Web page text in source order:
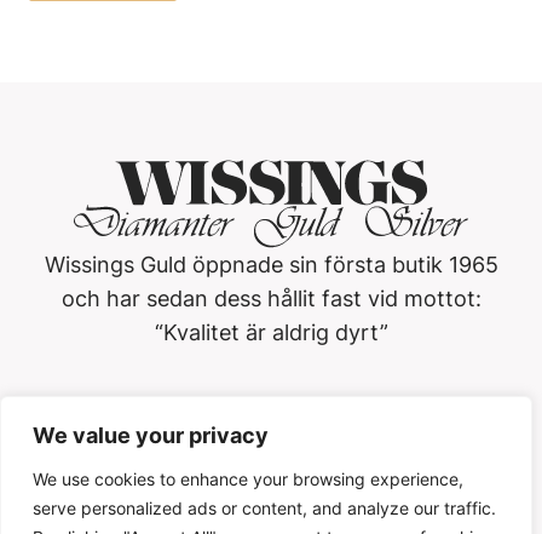
We value your privacy
We use cookies to enhance your browsing experience,
serve personalized ads or content, and analyze our traffic.
Wissings Guld öppnade sin första butik 1965
och har sedan dess hållit fast vid mottot:
“Kvalitet är aldrig dyrt”
Köpmangatan 3, 722 15, Västerås
021-13 01 20
Öppettider